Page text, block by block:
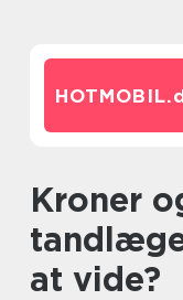
HOTMOBIL.
Kroner og broer ved
at vide?